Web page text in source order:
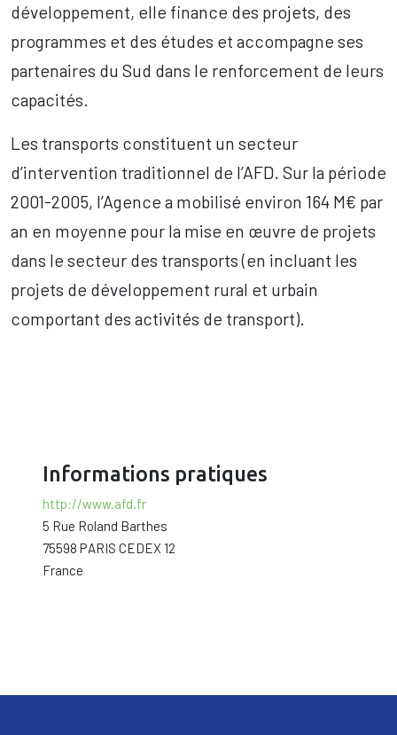
développement, elle finance des projets, des
programmes et des études et accompagne ses
partenaires du Sud dans le renforcement de leurs
capacités.
Les transports constituent un secteur
d’intervention traditionnel de l’AFD. Sur la période
2001-2005, l’Agence a mobilisé environ 164 M€ par
an en moyenne pour la mise en œuvre de projets
dans le secteur des transports (en incluant les
projets de développement rural et urbain
comportant des activités de transport).
Informations pratiques
http://www.afd.fr
5 Rue Roland Barthes
75598 PARIS CEDEX 12
France